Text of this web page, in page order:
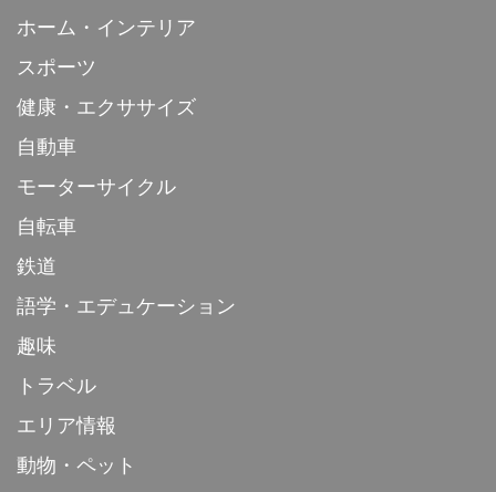
ホーム・インテリア
スポーツ
健康・エクササイズ
自動車
モーターサイクル
自転車
鉄道
語学・エデュケーション
趣味
トラベル
エリア情報
動物・ペット